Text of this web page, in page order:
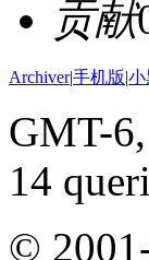
贡献
Archiver|手机版|小
GMT-
14
©